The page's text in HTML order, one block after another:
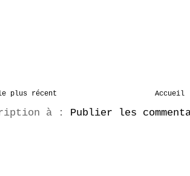
plus récent Accueil
à : Publier les